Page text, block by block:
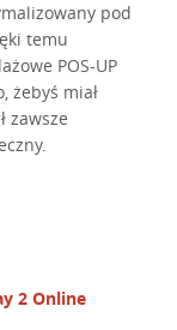
pod
temu
POS-UP
żebyś miał
zawsze
2 Online